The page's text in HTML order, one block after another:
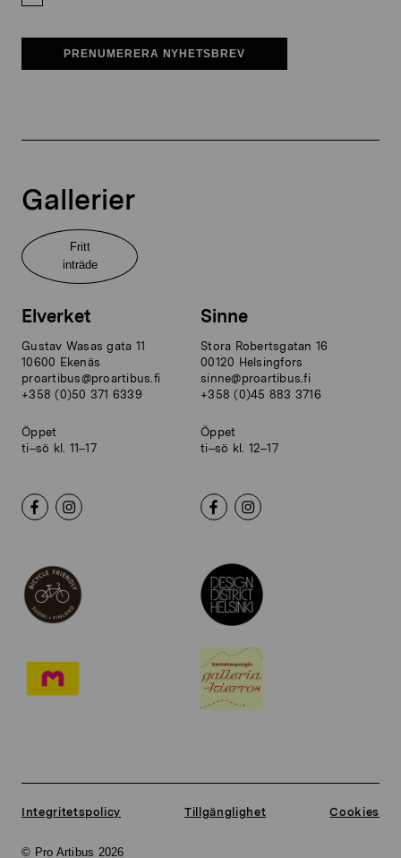
PRENUMERERA NYHETSBREV
Gallerier
Fritt
inträde
Elverket
Gustav Wasas gata 11
10600 Ekenäs
proartibus@proartibus.fi
+358 (0)50 371 6339
Öppet
ti–sö kl. 11–17
Sinne
Stora Robertsgatan 16
00120 Helsingfors
sinne@proartibus.fi
+358 (0)45 883 3716
Öppet
ti–sö kl. 12–17
© Pro Artibus 2026
Integritetspolicy Tillgänglighet Cookies